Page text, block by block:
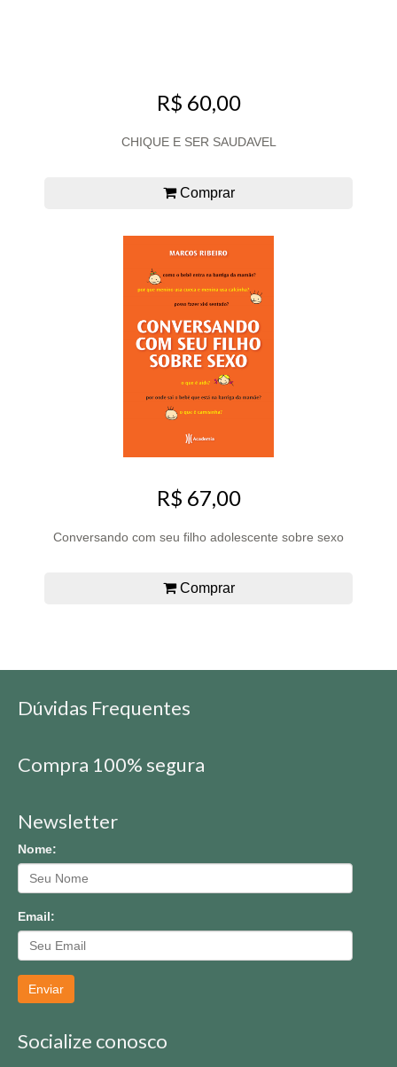
R$ 60,00
CHIQUE E SER SAUDAVEL
Comprar
R$ 67,00
Conversando com seu filho adolescente sobre sexo
Comprar
Dúvidas Frequentes
Compra 100% segura
Newsletter
Nome:
Email:
Enviar
Socialize conosco